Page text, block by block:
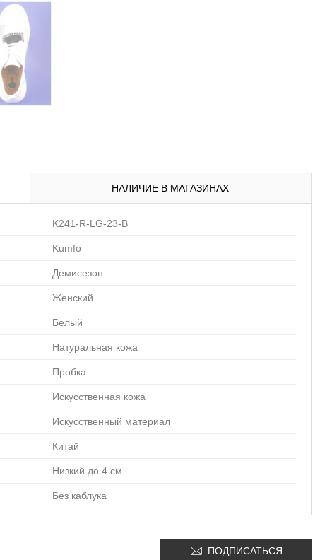
НАЛИЧИЕ В МАГАЗИНАХ
K241-R-LG-23-B
Kumfo
Демисезон
Женский
Белый
Натуральная кожа
Пробка
Искусственная кожа
Искусственный материал
Китай
Низкий до 4 см
Без каблука
ПОДПИСАТЬСЯ